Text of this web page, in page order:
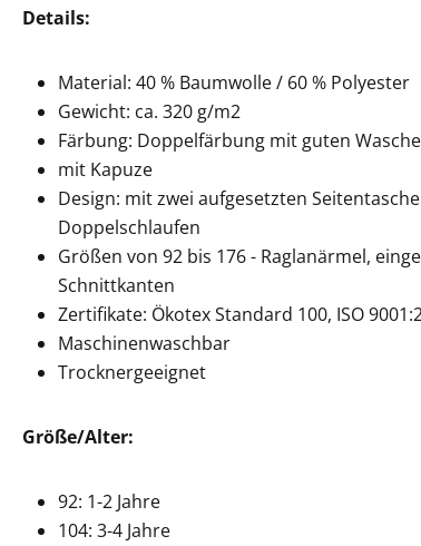
Details:
Material: 40 % Baumwolle / 60 % Polyester
Gewicht: ca. 320 g/m2
Färbung: Doppelfärbung mit guten
mit Kapuze
Design: mit zwei aufgesetzten
Doppelschlaufen
Größen von 92 bis 176 - Raglanärmel,
Schnittkanten
Zertifikate: Ökotex Standard 100, ISO
Maschinenwaschbar
Trocknergeeignet
Größe/Alter:
92: 1-2 Jahre
104: 3-4 Jahre